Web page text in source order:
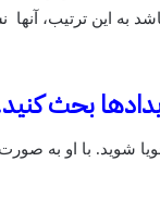
به این ترتیب،
شوید. با او به